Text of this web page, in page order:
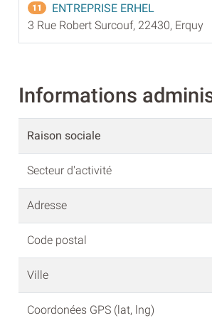
11
ENTREPRISE ERHEL
3 Rue Robert Surcouf, 22430, Erquy
Informations
Raison sociale
Secteur d'activité
Adresse
Code postal
Ville
Coordonées GPS (lat, lng)